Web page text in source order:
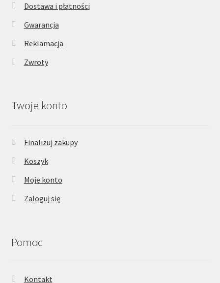
Dostawa i płatności
Gwarancja
Reklamacja
Zwroty
Twoje konto
Finalizuj zakupy
Koszyk
Moje konto
Zaloguj się
Pomoc
Kontakt